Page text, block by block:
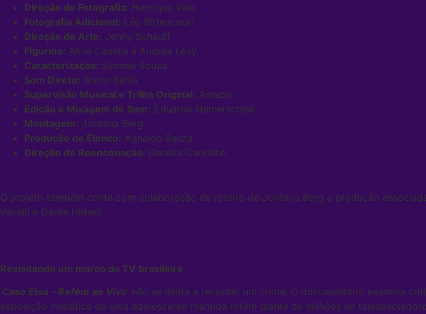
Direção de Fotografia: Henrique Vale
Fotografia Adicional: Léo Bittencourt
Direção de Arte: Jenny Schauff
Figurino: Aline Canella e Andréa Levy
Caracterização: Simone Souza
Som Direto: Breno Bahia
Supervisão Musical e Trilha Original: Amabis
Edição e Mixagem de Som: Eduardo Hamerschlak
Montagem: Jordana Berg
Produção de Elenco: Agnaldo Baliza
Direção de Reencenação: Daniela Carvalho
O projeto também conta com colaboração de roteiro de Jordana Berg e produção
Vanelli e Dante Hideki.
Revisitando um marco da TV brasileira
‘Caso Eloá – Refém ao Vivo‘ não se limita a recontar um crime. O documentário examina
exposição midiática de uma adolescente mantida refém diante de milhões de